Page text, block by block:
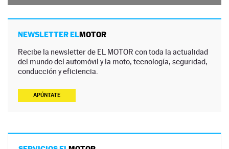
NEWSLETTER ELMOTOR
Recibe la newsletter de EL MOTOR con toda la actualidad
del mundo del automóvil y la moto, tecnología, seguridad,
conducción y eficiencia.
APÚNTATE